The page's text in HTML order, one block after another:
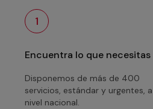
1
Encuentra lo que necesitas
Disponemos de más de 400
servicios, estándar y urgentes, a
nivel nacional.